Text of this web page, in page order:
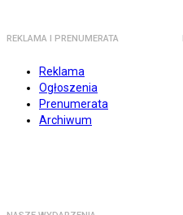
REKLAMA I PRENUMERATA
Reklama
Ogłoszenia
Prenumerata
Archiwum